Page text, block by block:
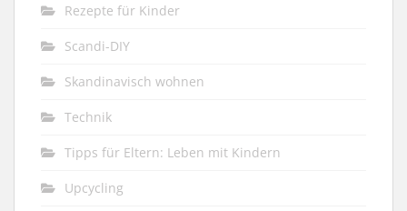
Rezepte für Kinder
Scandi-DIY
Skandinavisch wohnen
Technik
Tipps für Eltern: Leben mit Kindern
Upcycling